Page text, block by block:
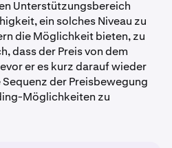
Unterstützungsbereich
ein solches Niveau zu
die Möglichkeit bieten, zu
dass der Preis von dem
er es kurz darauf wieder
der Preisbewegung
Möglichkeiten zu